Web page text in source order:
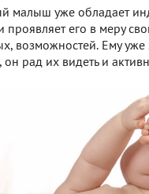
малыш уже обладает
проявляет его в меру
возможностей. Ему
рад их видеть и